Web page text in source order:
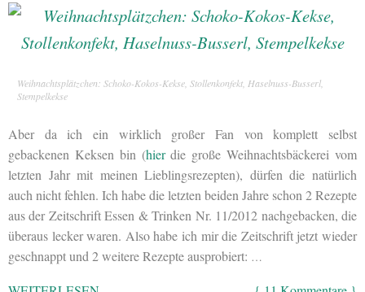
Weihnachtsplätzchen: Schoko-Kokos-Kekse, Stollenkonfekt, Haselnuss-Busserl,
Stempelkekse
Aber da ich ein wirklich großer Fan von komplett selbst
gebackenen Keksen bin (hierdie große Weihnachtsbäckerei vom
letzten Jahr mit meinen Lieblingsrezepten), dürfen die natürlich
auch nicht fehlen. Ich habe die letzten beiden Jahre schon 2 Rezepte
aus der Zeitschrift Essen & Trinken Nr. 11/2012 nachgebacken, die
überaus lecker waren. Also habe ich mir die Zeitschrift jetzt wieder
geschnappt und 2 weitere Rezepte ausprobiert: …